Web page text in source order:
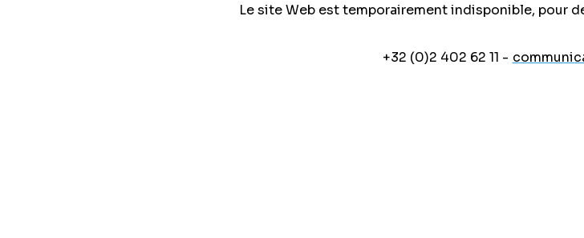
Le site Web est temporairement indisponible, pour
+32 (0)2 402 62 11 -